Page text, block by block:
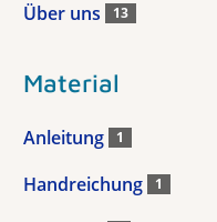
Über uns 13
Material
Anleitung 1
Handreichung 1